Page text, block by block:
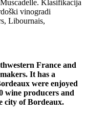
Klasifikacija
vinogradi
Libournais,
France and
It has a
were enjoyed
wine producers and
city of Bordeaux.